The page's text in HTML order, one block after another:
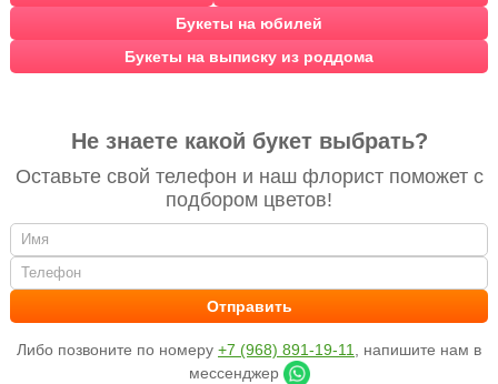
Букеты на юбилей
Букеты на выписку из роддома
Не знаете какой букет выбрать?
Оставьте свой телефон и наш флорист поможет с
подбором цветов!
Либо позвоните по номеру +7 (968) 891-19-11
, напишите нам в
мессенджер